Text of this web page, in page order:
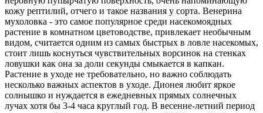
кожу рептилий, отчего и такое названия у сорта. Венерина
мухоловка - это самое популярное среди насекомоядных
растение в комнатном цветоводстве, привлекает необычным
видом, считается одним из самых быстрых в ловле насекомых,
стоит лишь коснуться чувствительных ворсинок на стенках
ловушки как она за доли секунды смыкается в капкан.
Растение в уходе не требовательно, но важно соблюдать
несколько важных аспектов в уходе. Дионея любит яркое
солнышко и нуждается в ежедневных прямых солнечных
лучах хотя бы 3-4 часа круглый год. В весенне-летний период